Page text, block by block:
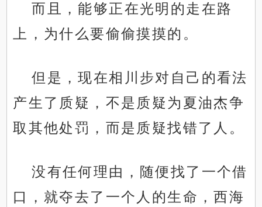
而且，能够正在光明的走在路
上，为什么要偷偷摸摸的。
但是，现在相川步对自己的看法
产生了质疑，不是质疑为夏油杰争
取其他处罚，而是质疑找错了人。
没有任何理由，随便找了一个借
口，就夺去了一个人的生命，西海